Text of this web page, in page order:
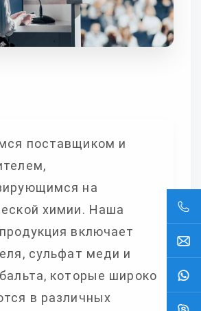
поставщиком и
на
химии. Наша
включает
сульфат меди и
которые широко
в различных